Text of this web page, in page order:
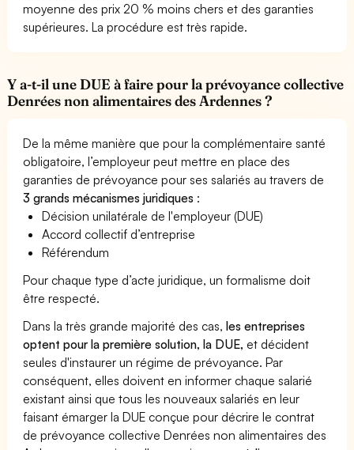
moyenne des prix 20 % moins chers et des garanties
supérieures. La procédure est très rapide.
Y a-t-il une DUE à faire pour la prévoyance collective
Denrées non alimentaires des Ardennes ?
De la même manière que pour la complémentaire santé
obligatoire, l’employeur peut mettre en place des
garanties de prévoyance pour ses salariés au travers de
3 grands mécanismes juridiques :
Décision unilatérale de l'employeur (DUE)
Accord collectif d’entreprise
Référendum
Pour chaque type d’acte juridique, un formalisme doit
être respecté.
Dans la très grande majorité des cas,les entreprises
optent pour la première solution, la DUE, et décident
seules d'instaurer un régime de prévoyance. Par
conséquent, elles doivent en informer chaque salarié
existant ainsi que tous les nouveaux salariés en leur
faisant émarger la DUE conçue pour décrire le contrat
de prévoyance collective Denrées non alimentaires des